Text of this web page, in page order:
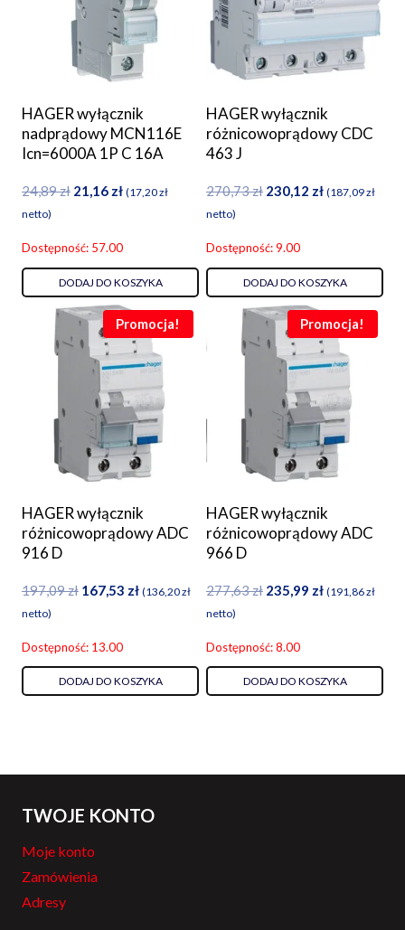
HAGER wyłącznik
nadprądowy MCN116E
Icn=6000A 1P C 16A
24,89zł 21,16 zł (17,20zł
netto)
Dostępność: 57.00
DODAJ DO KOSZYKA
HAGER wyłącznik
różnicowoprądowy CDC
463 J
270,73zł 230,12 zł (187,09zł
netto)
Dostępność: 9.00
DODAJ DO KOSZYKA
Promocja!
HAGER wyłącznik
różnicowoprądowy ADC
916 D
197,09zł 167,53 zł (136,20zł
netto)
Dostępność: 13.00
DODAJ DO KOSZYKA
Promocja!
HAGER wyłącznik
różnicowoprądowy ADC
966 D
277,63zł 235,99 zł (191,86zł
netto)
Dostępność: 8.00
DODAJ DO KOSZYKA
TWOJE KONTO
Moje konto
Zamówienia
Adresy